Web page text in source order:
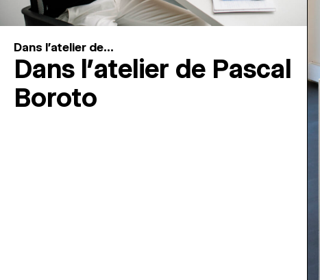
Dans l'atelier de...
Dans l’atelier de Pascal
Boroto